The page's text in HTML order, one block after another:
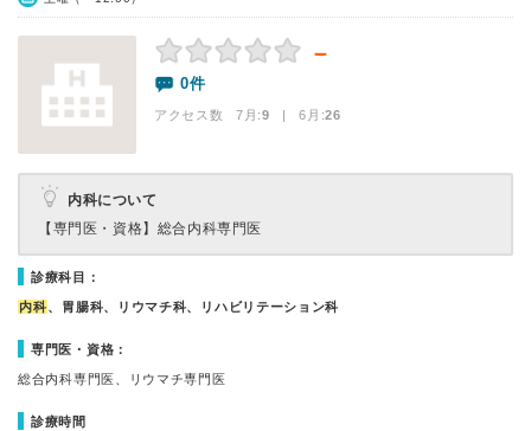
－
0件
アクセス数 7月:9 | 6月:26
内科について
【専門医・資格】 総合内科専門医
診療科目：
内科、胃腸科、リウマチ科、リハビリテーション科
専門医・資格：
総合内科専門医、リウマチ専門医
診療時間